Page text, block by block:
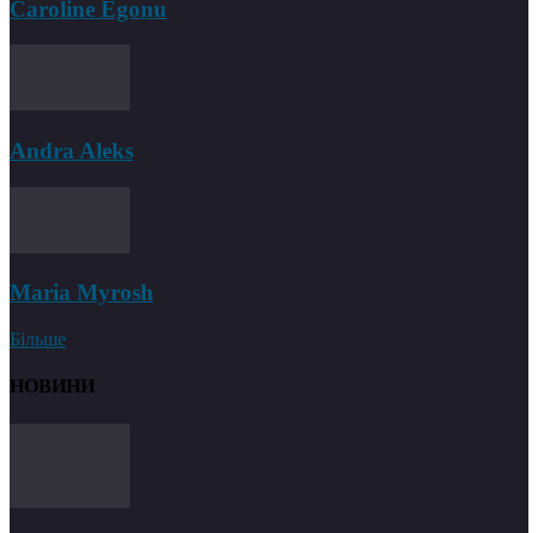
Caroline Egonu
Andra Aleks
Maria Myrosh
Більше
НОВИНИ